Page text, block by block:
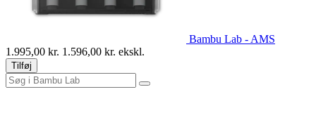
Bambu Lab - AMS
1.995,00 kr. 1.596,00 kr. ekskl.
Tilføj